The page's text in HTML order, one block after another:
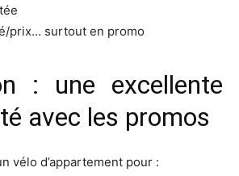
prix… surtout en promo
: une excellente
avec les promos
vélo d’appartement pour :